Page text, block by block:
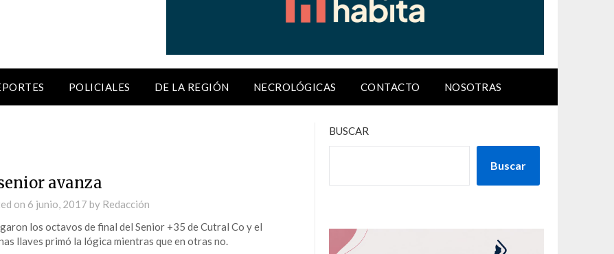
POLICIALES DE LA REGIÓN NECROLÓGICAS CONTACTO NOSOTRAS
avanza
on 6 junio, 2017 by Redacción
los octavos de final del Senior +35 de Cutral Co y el
llaves primó la lógica mientras que en otras no.
BUSCAR
Buscar